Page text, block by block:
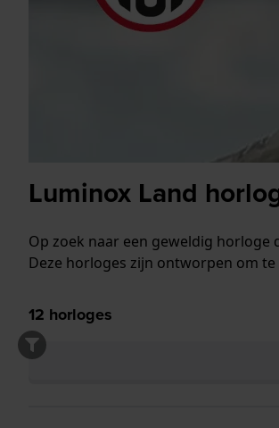
Luminox Land
Op zoek naar een geweldig
Deze horloges zijn ontworpen om
12 horloges